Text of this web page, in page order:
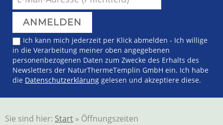
Ich kann mich jederzeit per Klick abmelden - Ich willige
in die Verarbeitung meiner oben angegebenen
personenbezogenen Daten zum Zwecke des Erhalts des
Newsletters der NaturThermeTemplin GmbH ein. Ich habe
die Datenschutzerklärung gelesen und akzeptiere diese.
Sie sind hier: Start » Öffnungszeiten